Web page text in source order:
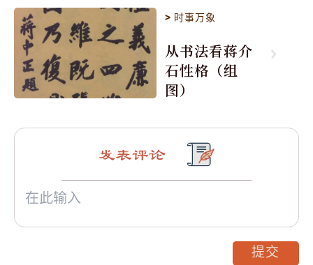
> 时事万象
从书法看蒋介
石性格（组
图）
发表评论
提交